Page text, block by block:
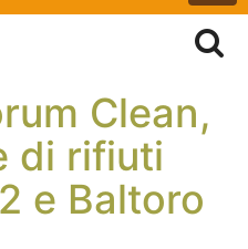
Clean,
di rifiuti
e Baltoro